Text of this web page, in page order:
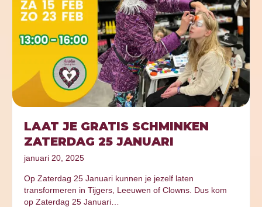
LAAT JE GRATIS SCHMINKEN
ZATERDAG 25 JANUARI
januari 20, 2025
Op Zaterdag 25 Januari kunnen je jezelf laten
transformeren in Tijgers, Leeuwen of Clowns. Dus kom
op Zaterdag 25 Januari…